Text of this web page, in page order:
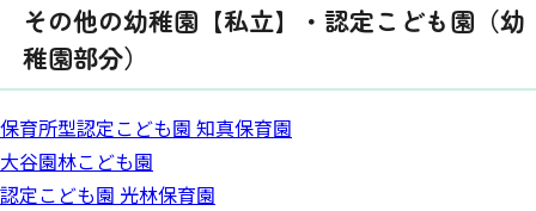
その他の幼稚園【私立】・認定こども園（幼
稚園部分）
保育所型認定こども園 知真保育園
大谷園林こども園
認定こども園 光林保育園